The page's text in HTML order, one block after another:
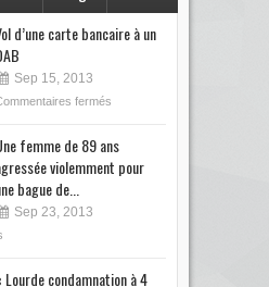
d’une carte bancaire à un
Sep 15, 2013
fermés
femme de 89 ans
violemment pour
bague de...
Sep 23, 2013
Lourde condamnation à 4